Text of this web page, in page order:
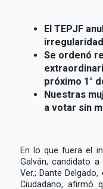
El TEPJF
Se ordenó
próximo 1°
Nuestras
a votar sin
En lo que fuera el
Galván, candidato
Ver.; Dante
Ciudadano, afirmó